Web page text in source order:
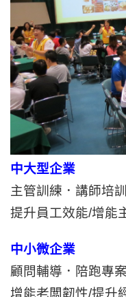
中大型企業
主管訓練．講師培
提升員工效能/增能
中小微企業
顧問輔導．陪跑專
增能老闆韌性/提升